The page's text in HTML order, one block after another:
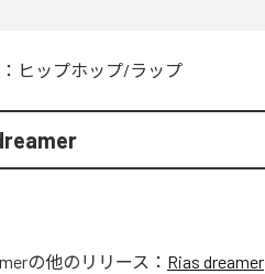
ヒップホップ/ラップ
の他のリリース： Rias dreamer